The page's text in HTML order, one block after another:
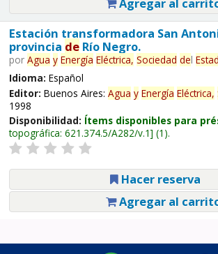
Estación transformadora San
provincia deRío Negro.
por Agua y Energía Eléctrica, Sociedad del
Idioma: Español
Editor: Buenos Aires: Agua y Energía Eléctrica,
1998
Disponibilidad: Ítems disponibles para
topográfica: 621.374.5/A282/v.1 (1).
Hacer reserva
Agregar al